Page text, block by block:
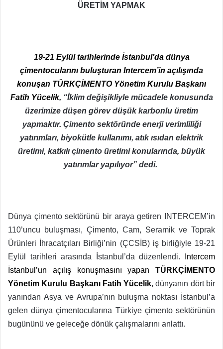
ÜRETİM YAPMAK
19-21 Eylül tarihlerinde İstanbul’da dünya
çimentocularını buluşturan Intercem’in açılışında
konuşan TÜRKÇİMENTO Yönetim Kurulu Başkanı
Fatih Yücelik, “İklim değişikliyle mücadele konusunda
üzerimize düşen görev düşük karbonlu üretim
yapmaktır. Çimento sektöründe enerji verimliliği
yatırımları, biyokütle kullanımı, atık ısıdan elektrik
üretimi, katkılı çimento üretimi konularında, büyük
yatırımlar yapılıyor” dedi.
Dünya çimento sektörünü bir araya getiren INTERCEM’in
110’uncu buluşması, Çimento, Cam, Seramik ve Toprak
Ürünleri İhracatçıları Birliği’nin (ÇCSİB) iş birliğiyle 19-21
Eylül tarihleri arasında İstanbul’da düzenlendi.
Intercem
İstanbul’un
açılış konuşmasını yapan TÜRKÇİMENTO
Yönetim Kurulu Başkanı Fatih Yücelik,dünyanın dört bir
yanından Asya ve Avrupa’nın buluşma noktası İstanbul’a
gelen dünya çimentocularına Türkiye çimento sektörünün
bugününü ve geleceğe dönük çalışmalarını anlattı.